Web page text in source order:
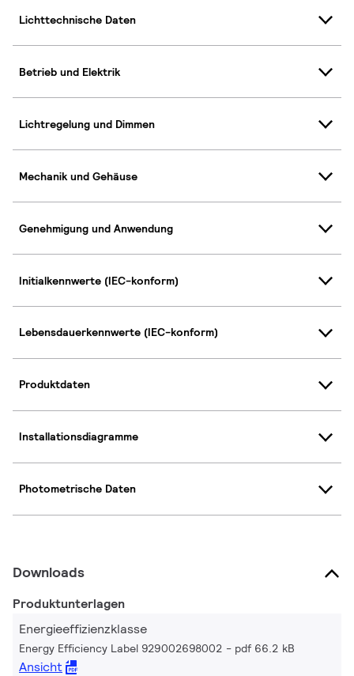
Lichttechnische Daten
Betrieb und Elektrik
Lichtregelung und Dimmen
Mechanik und Gehäuse
Genehmigung und Anwendung
Initialkennwerte (IEC-konform)
Lebensdauerkennwerte (IEC-konform)
Produktdaten
Installationsdiagramme
Photometrische Daten
Downloads
Produktunterlagen
Energieeffizienzklasse
Energy Efficiency Label 929002698002 pdf 66.2 kB
Ansicht